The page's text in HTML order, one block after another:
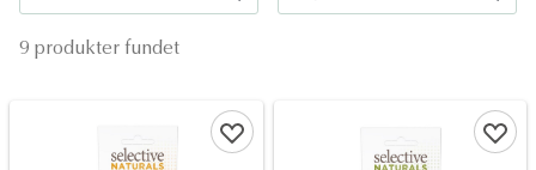
9 produkter fundet